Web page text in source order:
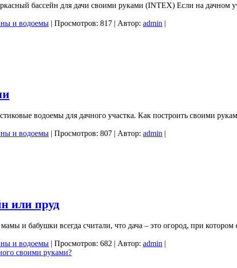
бассейн для дачи своими руками (INTEX) Если на дачном
и водоемы | Просмотров: 817 | Автор: admin |
водоемы для дачного участка. Как построить своими
и водоемы | Просмотров: 807 | Автор: admin |
или пруд
и бабушки всегда считали, что дача – это огород, при
и водоемы | Просмотров: 682 | Автор: admin |